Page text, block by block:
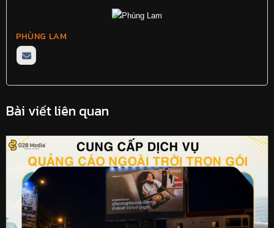
PHÙNG LAM
Bài viết liên quan